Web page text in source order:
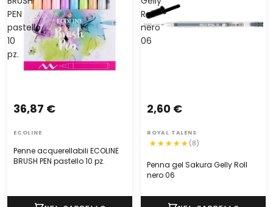
PEN
pastello
10
pz.
Penne acquerellabili ECOLINE
BRUSH PEN pastello 10 pz.
36,87 €
ECOLINE
Roll
nero
06
Penna gel Sakura Gelly Roll
nero 06
2,60 €
ROYAL TALENS
(8)